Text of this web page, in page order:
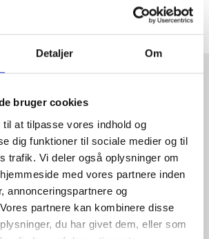
Detaljer Om
bruger cookies
at tilpasse vores indhold og
dig funktioner til sociale medier og til
trafik. Vi deler også oplysninger om
med vores partnere inden
annonceringspartnere og
partnere kan kombinere disse
du har givet dem, eller som
d. 20. oktober Bjerrebyvej, Bjerreby
Møllebakke